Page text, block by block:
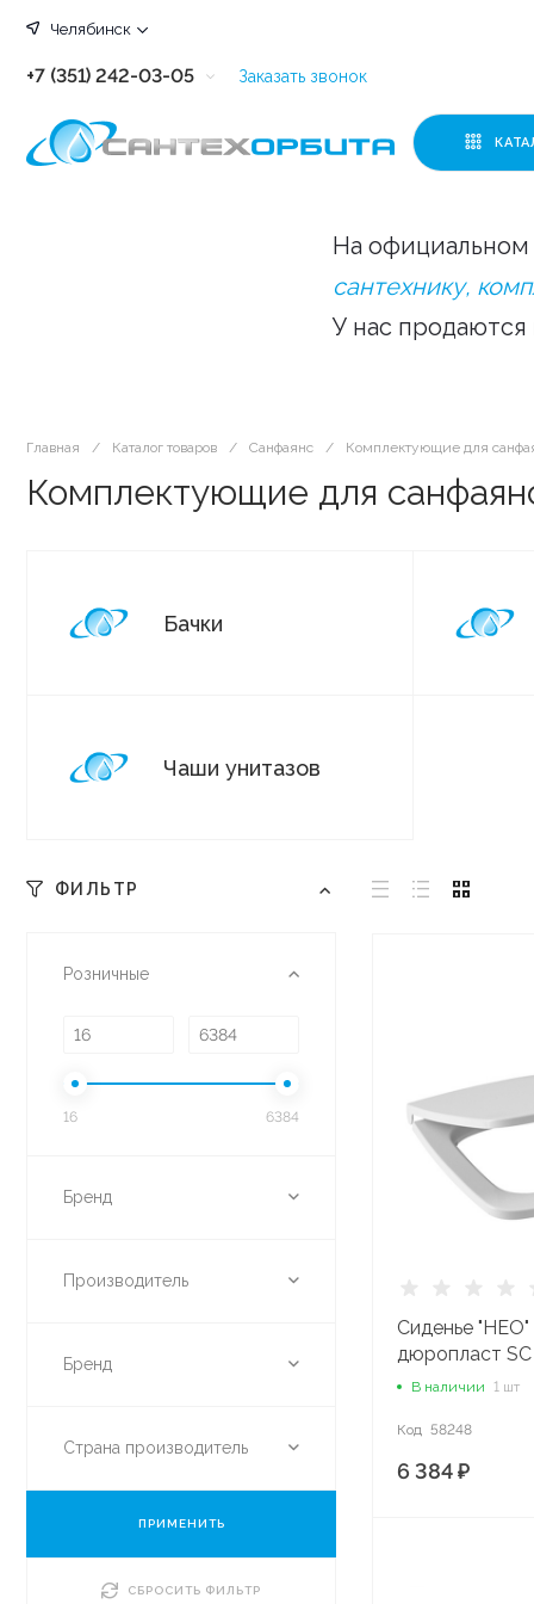
Челябинск
+7 (351) 242-03-05
+7 (351) 242-03-63
Заказать звонок
На официальном
сантехнику,
У нас
Главная / Каталог товаров / Санфаянс / Комплектующие для
Комплектующие для
Бачки
Чаши унитазов
ФИЛЬТР
Розничные
16 6384
Бренд
Производитель
Бренд
Страна производитель
ПРИМЕНИТЬ
СБРОСИТЬ ФИЛЬТР
Сиденье "НЕО"
дюропласт
1WH302450
В наличии 1 шт
Код 58248
6 384 ₽